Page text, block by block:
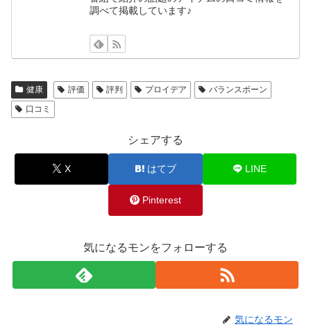
調べて掲載しています♪
健康 評価 評判 プロイデア
バランスボーン
口コミ
シェアする
X はてブ LINE
Pinterest
気になるモンをフォローする
気になるモン